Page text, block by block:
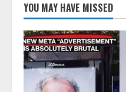
YOU MAY HAVE MISSED